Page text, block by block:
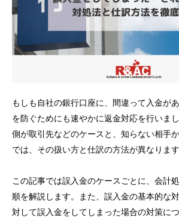
もしも自社の銀行口座に、間違って入金が
を防ぐためにも速やかに返金対応を行いま
側が取引先などのケースと、知らない相手
では、その扱い方と仕訳の方法が異なります
この記事では誤入金のケースごとに、会計
順を解説します。また、誤入金の基本的な
対して誤入金をしてしまった場合の対策に